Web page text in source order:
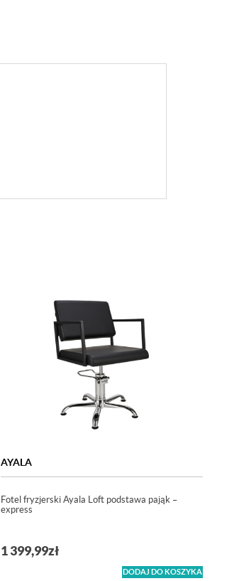
AYALA
Fotel fryzjerski Ayala Loft podstawa pająk –
express
1 399,99zł
DODAJ DO KOSZYKA